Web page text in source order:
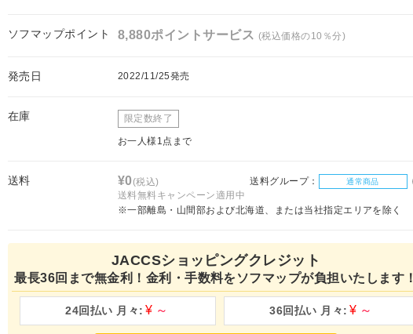
ソフマップポイント 8,880ポイントサービス (税込価格の10％分)
発売日 2022/11/25発売
在庫 限定数終了
お一人様1点まで
送料 ¥0(税込) 送料グループ： 通常商品
送料無料キャンペーン適用中
※一部離島・山間部および北海道、または当社指定エリアを除く
JACCSショッピングクレジット
最長36回まで無金利！金利・手数料をソフマップが負担いたします！